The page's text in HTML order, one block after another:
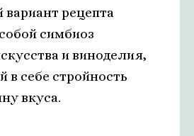
рецепта
симбиоз
и виноделия,
себе стройность
вкуса.